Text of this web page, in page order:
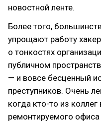
новостной ленте.
Более того,
упрощают работу
о тонкостях
публичном
— и вовсе бесценный
преступников. Очень
когда кто-то из
ремонтируемого